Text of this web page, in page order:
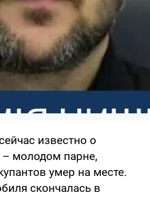
известно о
молодом парне,
умер на месте.
скончалась в